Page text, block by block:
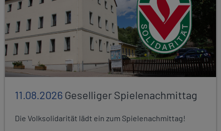
11.08.2026Geselliger Spielenachmittag
Die Volksolidarität lädt ein zum Spielenachmittag!